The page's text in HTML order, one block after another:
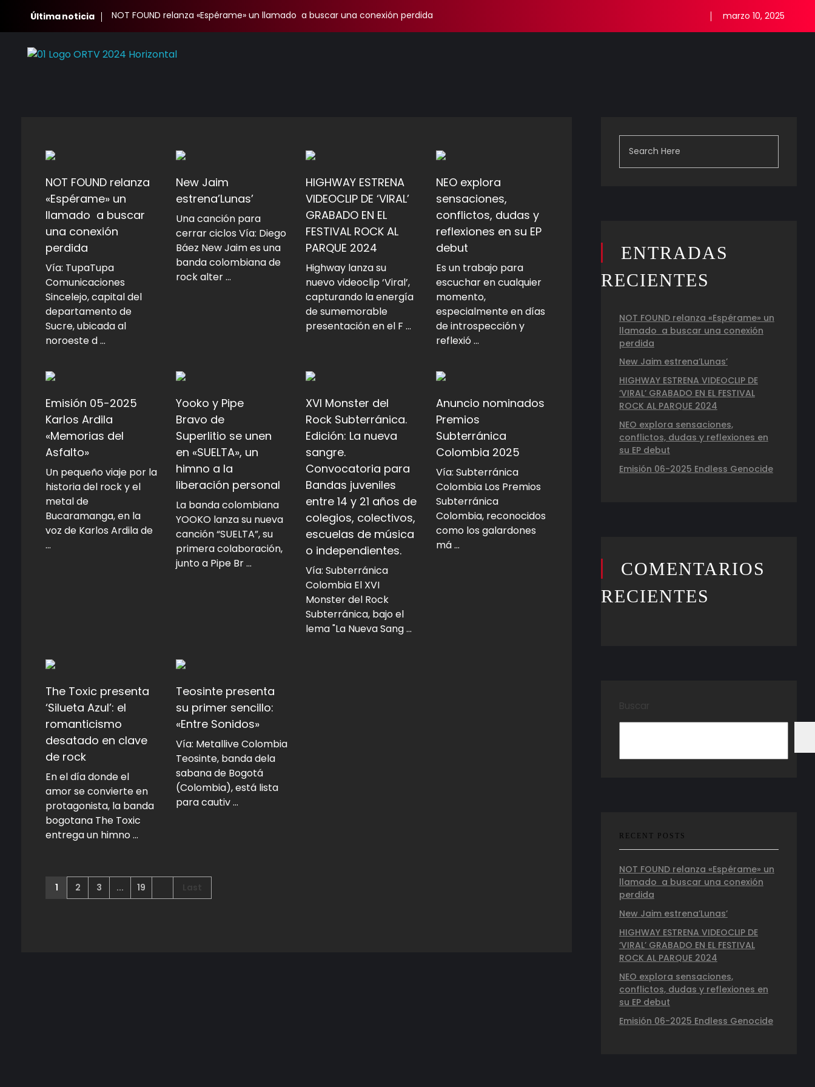
Última noticia NOT FOUND relanza «Espérame» un llamado a buscar una conexión perdida marzo 10, 2025
NOT FOUND relanza
«Espérame» un
llamado a buscar
una conexión
perdida
Vía: TupaTupa
Comunicaciones
Sincelejo, capital del
departamento de
Sucre, ubicada al
noroeste d ...
New Jaim
estrena’Lunas’
Una canción para
cerrar ciclos Vía: Diego
Báez New Jaim es una
banda colombiana de
rock alter ...
HIGHWAY ESTRENA
VIDEOCLIP DE ‘VIRAL’
GRABADO EN EL
FESTIVAL ROCK AL
PARQUE 2024
Highway lanza su
nuevo videoclip ‘Viral’,
capturando la energía
de sumemorable
presentación en el F ...
NEO explora
sensaciones,
conflictos, dudas y
reflexiones en su EP
debut
Es un trabajo para
escuchar en cualquier
momento,
especialmente en días
de introspección y
reflexió ...
Emisión 05-2025
Karlos Ardila
«Memorias del
Asfalto»
Un pequeño viaje por la
historia del rock y el
metal de
Bucaramanga, en la
voz de Karlos Ardila de
...
Yooko y Pipe
Bravo de
Superlitio se unen
en «SUELTA», un
himno a la
liberación personal
La banda colombiana
YOOKO lanza su nueva
canción “SUELTA”, su
primera colaboración,
junto a Pipe Br ...
XVI Monster del
Rock Subterránica.
Edición: La nueva
sangre.
Convocatoria para
Bandas juveniles
entre 14 y 21 años de
colegios, colectivos,
escuelas de música
o independientes.
Vía: Subterránica
Colombia El XVI
Monster del Rock
Subterránica, bajo el
lema "La Nueva Sang ...
Anuncio nominados
Premios
Subterránica
Colombia 2025
Vía: Subterránica
Colombia Los Premios
Subterránica
Colombia, reconocidos
como los galardones
má ...
The Toxic presenta
‘Silueta Azul’: el
romanticismo
desatado en clave
de rock
En el día donde el
amor se convierte en
protagonista, la banda
bogotana The Toxic
entrega un himno ...
Teosinte presenta
su primer sencillo:
«Entre Sonidos»
Vía: Metallive Colombia
Teosinte, banda dela
sabana de Bogotá
(Colombia), está lista
para cautiv ...
1 2 3 ... 19
ENTRADAS
RECIENTES
NOT FOUND relanza «Espérame» un
llamado a buscar una conexión
perdida
New Jaim estrena’Lunas’
HIGHWAY ESTRENA VIDEOCLIP DE
‘VIRAL’ GRABADO EN EL FESTIVAL
ROCK AL PARQUE 2024
NEO explora sensaciones,
conflictos, dudas y reflexiones en
su EP debut
Emisión 06-2025 Endless Genocide
COMENTARIOS
RECIENTES
RECENT POSTS
NOT FOUND relanza «Espérame» un
llamado a buscar una conexión
perdida
New Jaim estrena’Lunas’
HIGHWAY ESTRENA VIDEOCLIP DE
‘VIRAL’ GRABADO EN EL FESTIVAL
ROCK AL PARQUE 2024
NEO explora sensaciones,
conflictos, dudas y reflexiones en
su EP debut
Emisión 06-2025 Endless Genocide